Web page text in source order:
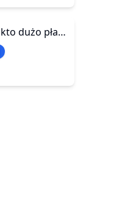
Tylko ktoś, kto dużo płakał, może docenić życie w całym jego pięknie i głośno się śmiać.